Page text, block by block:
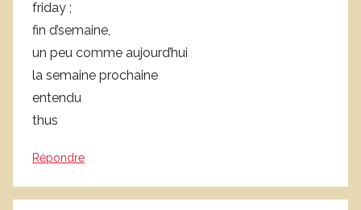
friday ;
fin d’semaine,
un peu comme aujourd’hui
la semaine prochaine
entendu
thus
Répondre